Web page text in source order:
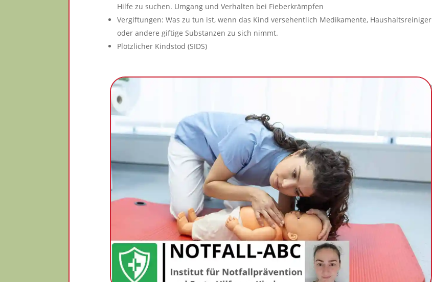
Hilfe zu suchen. Umgang und Verhalten bei Fieberkrämpfen
Vergiftungen: Was zu tun ist, wenn das Kind versehentlich Medikamente, Haushaltsreiniger
oder andere giftige Substanzen zu sich nimmt.
Plötzlicher Kindstod (SIDS)